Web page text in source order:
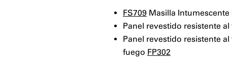
FS709 Masilla Intumescente
Panel revestido resistente al
Panel revestido resistente al
fuego FP302